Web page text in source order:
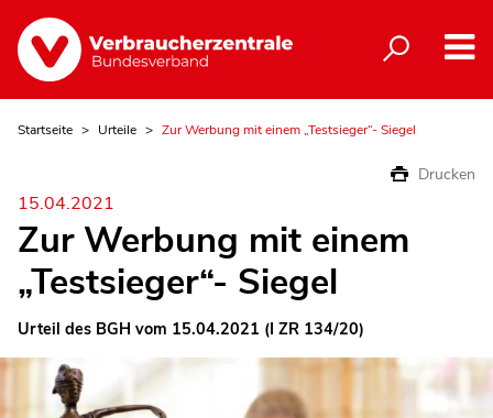
Startseite Urteile Zur Werbung mit einem „Testsieger“- Siegel
Drucken
15.04.2021
Zur Werbung mit einem
„Testsieger“- Siegel
Urteil des BGH vom 15.04.2021 (I ZR 134/20)